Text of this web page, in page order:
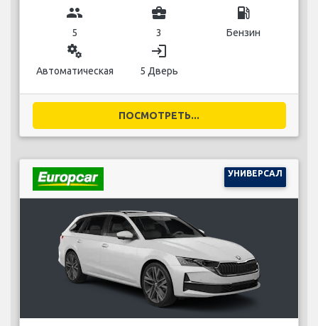
group
5
business_center
3
local_gas_station
Бензин
miscellaneous_services
Автоматическая
login
5 Дверь
ПОСМОТРЕТЬ...
УНИВЕРСАЛ